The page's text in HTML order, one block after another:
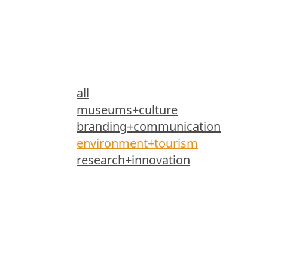
all
museums+culture
branding+communication
environment+tourism
research+innovation